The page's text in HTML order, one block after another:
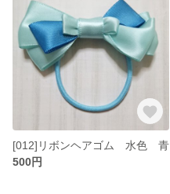
[012]リボンヘアゴム 水色 青
500円